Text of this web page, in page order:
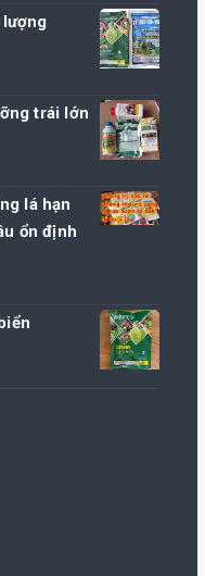
trái lớn
lá hạn
ổn định